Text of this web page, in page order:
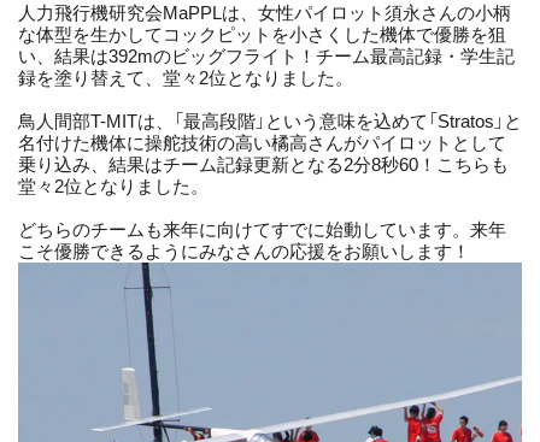
人力飛行機研究会MaPPLは、女性パイロット須永さんの小柄
な体型を生かしてコックピットを小さくした機体で優勝を狙
い、結果は392mのビッグフライト！チーム最高記録・学生記
録を塗り替えて、堂々2位となりました。
鳥人間部T-MITは、「最高段階」という意味を込めて「Stratos」と
名付けた機体に操舵技術の高い橘高さんがパイロットとして
乗り込み、結果はチーム記録更新となる2分8秒60！こちらも
堂々2位となりました。
どちらのチームも来年に向けてすでに始動しています。来年
こそ優勝できるようにみなさんの応援をお願いします！